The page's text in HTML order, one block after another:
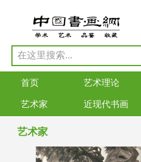
首页 艺术理论
艺术家 近现代书画
艺术家